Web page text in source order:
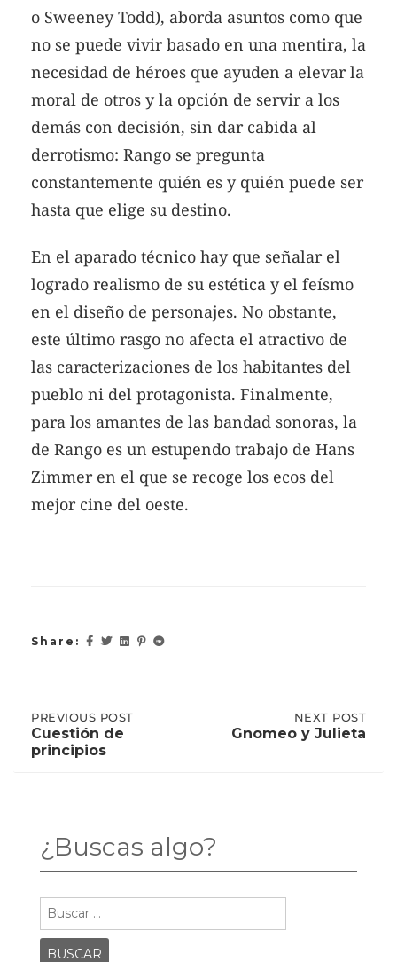
o Sweeney Todd), aborda asuntos como que
no se puede vivir basado en una mentira, la
necesidad de héroes que ayuden a elevar la
moral de otros y la opción de servir a los
demás con decisión, sin dar cabida al
derrotismo: Rango se pregunta
constantemente quién es y quién puede ser
hasta que elige su destino.
En el aparado técnico hay que señalar el
logrado realismo de su estética y el feísmo
en el diseño de personajes. No obstante,
este último rasgo no afecta el atractivo de
las caracterizaciones de los habitantes del
pueblo ni del protagonista. Finalmente,
para los amantes de las bandad sonoras, la
de Rango es un estupendo trabajo de Hans
Zimmer en el que se recoge los ecos del
mejor cine del oeste.
Share:
Post
PREVIOUS
POST:
CUESTIÓN
DE
PREVIOUS POST
Cuestión de
principios
POST:
NEXT POST
Gnomeo y Julieta
¿Buscas algo?